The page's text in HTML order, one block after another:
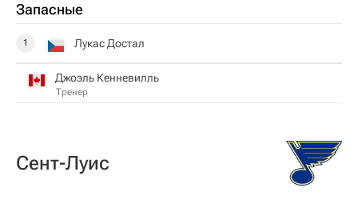
Запасные
1 Лукас Достал
Джоэль Кенневилль
Тренер
Сент-Луис